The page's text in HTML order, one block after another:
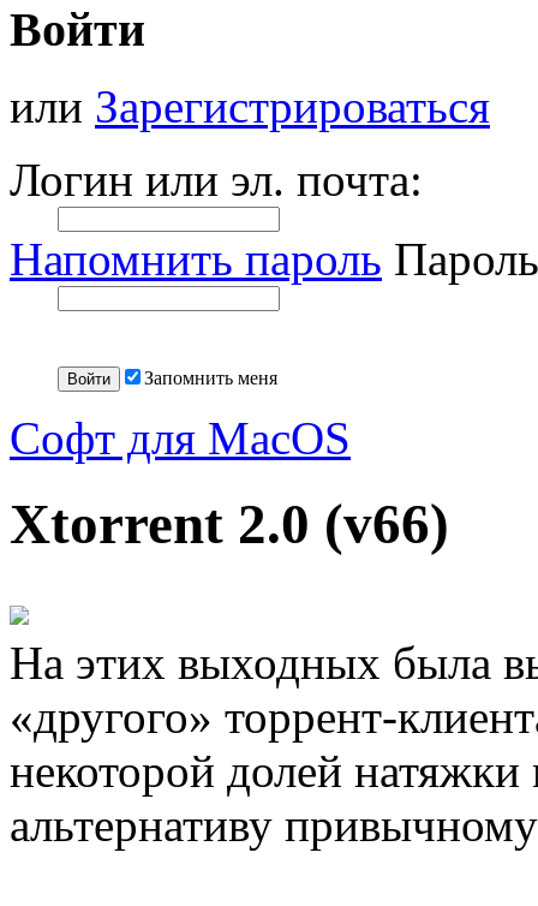
Войти
или Зарегистрироваться
Логин или эл. почта:
Напомнить пароль
Запомнить меня
Софт для MacOS
Xtorrent 2.0 (v66)
На этих выходных была
«другого» торрент-
некоторой долей
альтернативу